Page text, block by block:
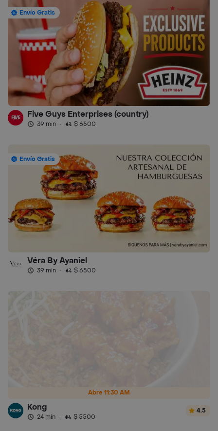
Envío Gratis
Five Guys Enterprises (country)
39 min · $ 6500
Envío Gratis
Véra By Ayaniel
39 min · $ 6500
Abre 11:30 AM
Kong
24 min · $ 5500
4.5